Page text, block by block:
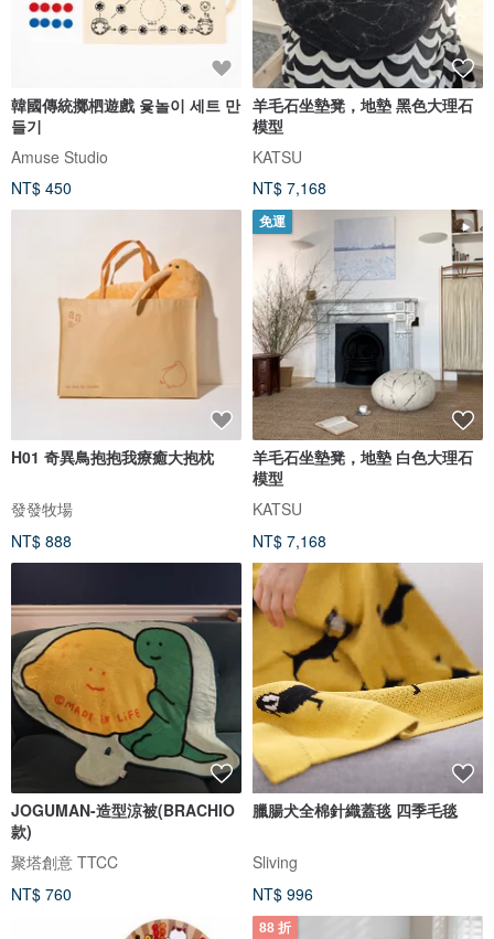
韓國傳統擲柶遊戲 윷놀이 세트 만
들기
Amuse Studio
NT$ 450
羊毛石坐墊凳，地墊 黑色大理石
模型
KATSU
NT$ 7,168
H01 奇異鳥抱抱我療癒大抱枕
發發牧場
NT$ 888
免運
羊毛石坐墊凳，地墊 白色大理石
模型
KATSU
NT$ 7,168
JOGUMAN-造型涼被(BRACHIO
款)
聚塔創意 TTCC
NT$ 760
臘腸犬全棉針織蓋毯 四季毛毯
Sliving
NT$ 996
88 折